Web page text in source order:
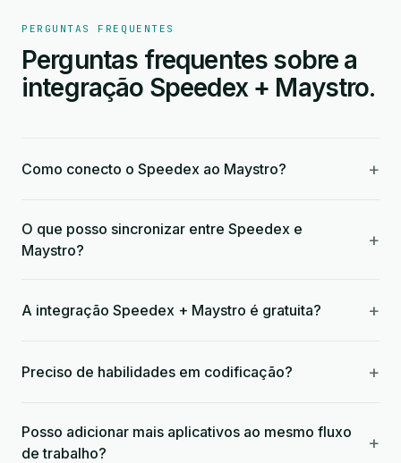
PERGUNTAS FREQUENTES
Perguntas frequentes sobre a
integração Speedex + Maystro.
Como conecto o Speedex ao Maystro? +
O que posso sincronizar entre Speedex e
Maystro?
+
A integração Speedex + Maystro é gratuita? +
Preciso de habilidades em codificação? +
Posso adicionar mais aplicativos ao mesmo fluxo
de trabalho?
+